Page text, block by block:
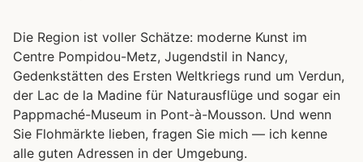
Die Region ist voller Schätze: moderne Kunst im
Centre Pompidou-Metz, Jugendstil in Nancy,
Gedenkstätten des Ersten Weltkriegs rund um Verdun,
der Lac de la Madine für Naturausflüge und sogar ein
Pappmaché-Museum in Pont-à-Mousson. Und wenn
Sie Flohmärkte lieben, fragen Sie mich — ich kenne
alle guten Adressen in der Umgebung.